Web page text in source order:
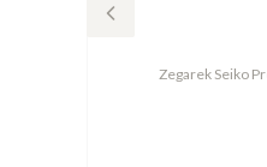
Zegarek Seiko